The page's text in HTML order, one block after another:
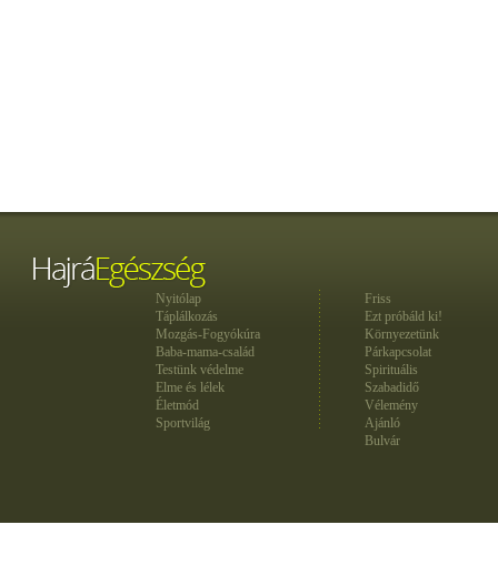
Nyitólap
Táplálkozás
Mozgás-Fogyókúra
Baba-mama-család
Testünk védelme
Elme és lélek
Életmód
Sportvilág
Friss
Ezt próbáld ki!
Környezetünk
Párkapcsolat
Spirituális
Szabadidő
Vélemény
Ajánló
Bulvár